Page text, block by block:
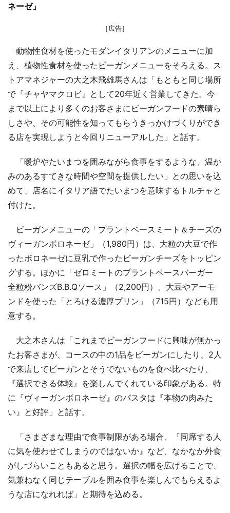
ネーゼ」
［広告］
動物性食材を使ったモダンイタリアンのメニューに加
え、植物性食材を使ったビーガンメニューをそろえる。ス
トアマネジャーの大之木飛雄馬さんは「もともと同じ場所
で『チャヤマクロビ』として20年近く営業してきた。今
まで以上により多くのお客さまにビーガンフードの素晴ら
しさや、その可能性を知ってもらうきっかけづくりができ
る店を実現しようと今回リニューアルした」と話す。
「暖炉やたいまつを囲みながら食事をするような、温か
みのあるすてきな時間や空間を提供したい」との思いを込
めて、店名にイタリア語でたいまつを意味するトルチャと
付けた。
ビーガンメニューの「プラントベースミート＆チーズの
ヴィーガンボロネーゼ」（1,980円）は、大粒の大豆で作
ったボロネーゼに豆乳で作ったビーガンチーズをトッピン
グする。ほかに「ゼロミートのプラントベースバーガー
全粒粉バンズB.B.Qソース」（2,200円）、大豆やアーモ
ンドを使った「とろける濃厚プリン」（715円）なども用
意する。
大之木さんは「これまでビーガンフードに興味が無かっ
たお客さまが、コースの中の1品をビーガンにしたり、2人
で来店してビーガンとそうでないものを食べ比べたり、
『選択できる体験』を楽しんでくれている印象がある。特
に『ヴィーガンボロネーゼ』のパスタは『本物の肉みた
い』と好評」と話す。
「さまざまな理由で食事制限がある場合、『同席する人
に気を使わせてしまうのではないか』など、なかなか外食
がしづらいこともあると思う。選択の幅を広げることで、
気兼ねなく同じテーブルを囲み食事を楽しんでもらえるよ
うな店になれれば」と期待を込める。